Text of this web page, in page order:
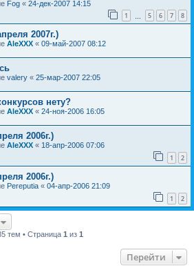
Fog « 24-дек-2007 14:15
1 5 6 7 8
2007г.)
AleXXX « 09-май-2007 08:12
valery « 25-мар-2007 22:05
нету?
AleXXX « 24-ноя-2006 16:05
2006г.)
AleXXX « 18-апр-2006 07:06
1 2
2006г.)
Pereputia « 04-апр-2006 21:09
1 2
тем • Страница 1 из 1
Перейти